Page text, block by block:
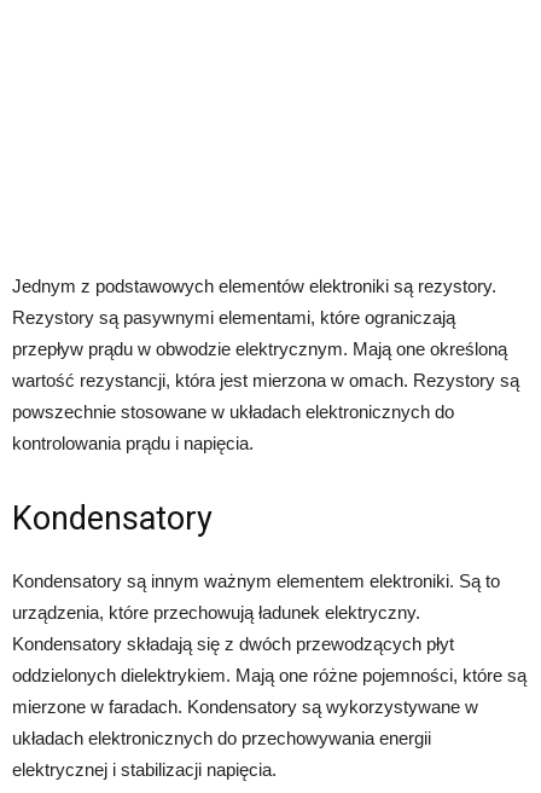
Jednym z podstawowych elementów elektroniki są rezystory.
Rezystory są pasywnymi elementami, które ograniczają
przepływ prądu w obwodzie elektrycznym. Mają one określoną
wartość rezystancji, która jest mierzona w omach. Rezystory są
powszechnie stosowane w układach elektronicznych do
kontrolowania prądu i napięcia.
Kondensatory
Kondensatory są innym ważnym elementem elektroniki. Są to
urządzenia, które przechowują ładunek elektryczny.
Kondensatory składają się z dwóch przewodzących płyt
oddzielonych dielektrykiem. Mają one różne pojemności, które są
mierzone w faradach. Kondensatory są wykorzystywane w
układach elektronicznych do przechowywania energii
elektrycznej i stabilizacji napięcia.